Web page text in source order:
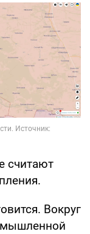
считают
Вокруг